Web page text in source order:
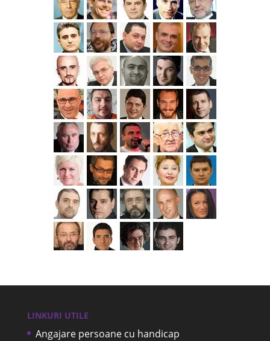
LINKURI UTILE
Angajare persoane cu handicap